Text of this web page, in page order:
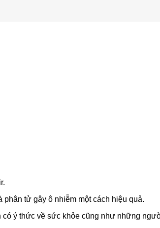
tử gây ô nhiễm một cách hiệu quả.
ý thức về sức khỏe cũng như những